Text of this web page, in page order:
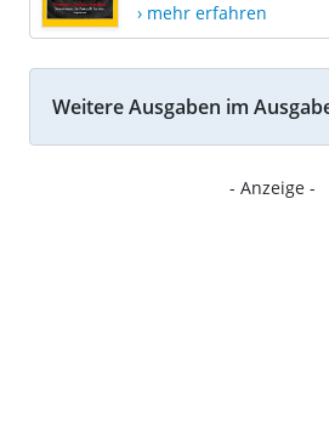
› mehr erfahren
Weitere Ausgaben im
- Anzeige -